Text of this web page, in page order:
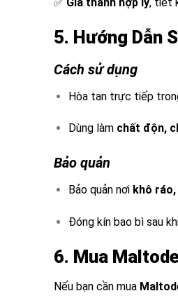
5. Hướng Dẫn
Cách sử dụng
Hòa tan trực tiếp
Dùng làm chất độn,
Bảo quản
Bảo quản nơi khô
Đóng kín bao bì sau
6. Mua
Nếu bạn cần mua